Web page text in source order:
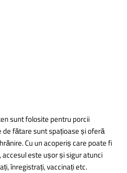
sunt folosite pentru porcii
de fătare sunt spațioase și oferă
Cu un acoperiș care poate fi
este ușor și sigur atunci
înregistrați, vaccinați etc.